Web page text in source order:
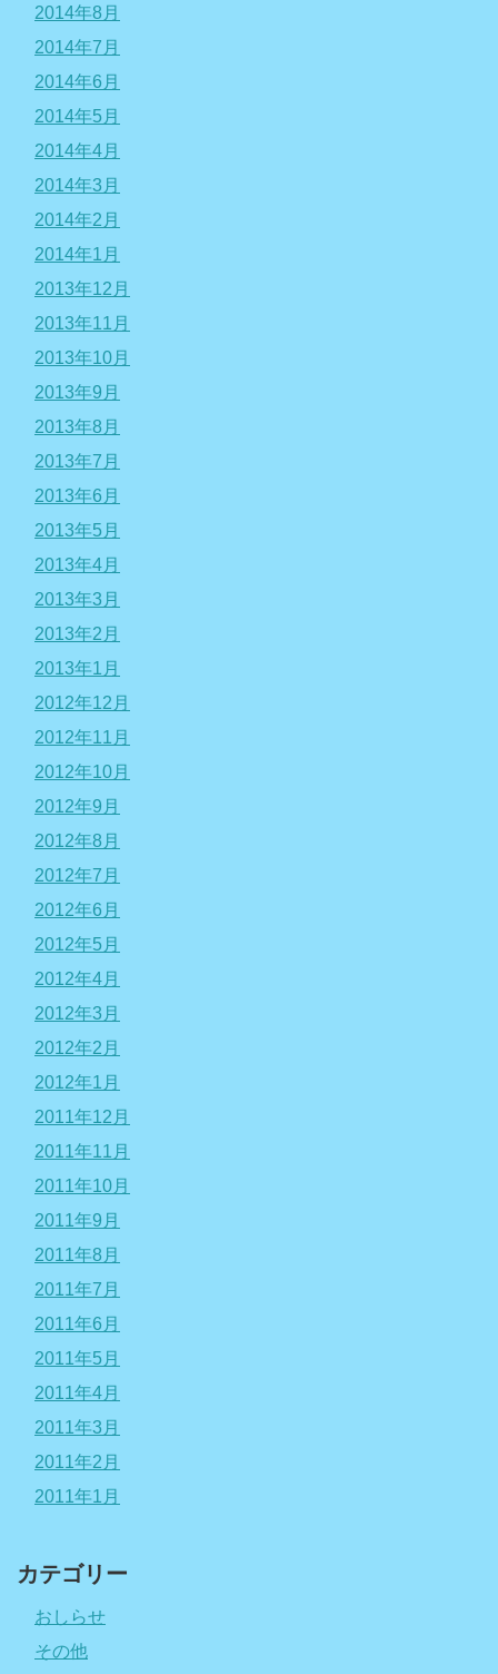
2014年8月
2014年7月
2014年6月
2014年5月
2014年4月
2014年3月
2014年2月
2014年1月
2013年12月
2013年11月
2013年10月
2013年9月
2013年8月
2013年7月
2013年6月
2013年5月
2013年4月
2013年3月
2013年2月
2013年1月
2012年12月
2012年11月
2012年10月
2012年9月
2012年8月
2012年7月
2012年6月
2012年5月
2012年4月
2012年3月
2012年2月
2012年1月
2011年12月
2011年11月
2011年10月
2011年9月
2011年8月
2011年7月
2011年6月
2011年5月
2011年4月
2011年3月
2011年2月
2011年1月
カテゴリー
おしらせ
その他